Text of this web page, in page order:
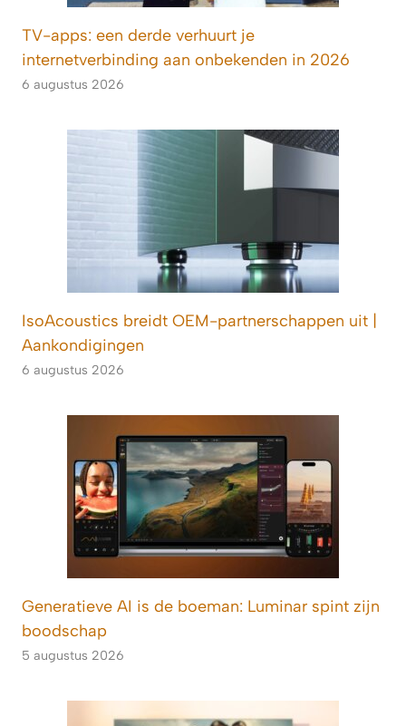
TV-apps: een derde verhuurt je
internetverbinding aan onbekenden in 2026
6 augustus 2026
IsoAcoustics breidt OEM-partnerschappen uit |
Aankondigingen
6 augustus 2026
Generatieve AI is de boeman: Luminar spint zijn
boodschap
5 augustus 2026